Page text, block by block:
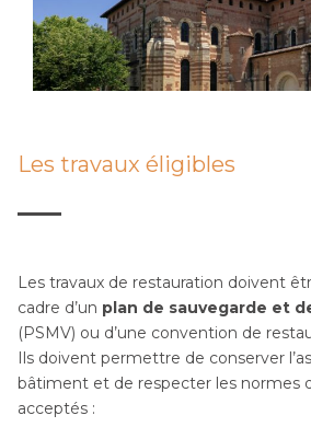
Les travaux éligibles
Les travaux de restauration doivent
cadre d’un plan de sauvegarde et
(PSMV) ou d’une convention de
Ils doivent permettre de conserver
bâtiment et de respecter les normes
acceptés :